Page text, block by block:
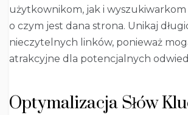
użytkownikom, jak i
o czym jest dana strona. Unikaj
nieczytelnych linków, ponieważ
atrakcyjne dla potencjalnych
Optymalizacja Słów